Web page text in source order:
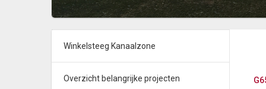
Winkelsteeg Kanaalzone
Overzicht belangrijke projecten